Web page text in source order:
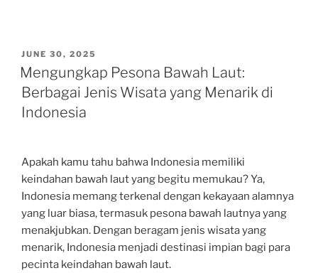
POSTED
ON
JUNE 30, 2025
Mengungkap Pesona Bawah Laut:
Berbagai Jenis Wisata yang Menarik di
Indonesia
Apakah kamu tahu bahwa Indonesia memiliki
keindahan bawah laut yang begitu memukau? Ya,
Indonesia memang terkenal dengan kekayaan alamnya
yang luar biasa, termasuk pesona bawah lautnya yang
menakjubkan. Dengan beragam jenis wisata yang
menarik, Indonesia menjadi destinasi impian bagi para
pecinta keindahan bawah laut.